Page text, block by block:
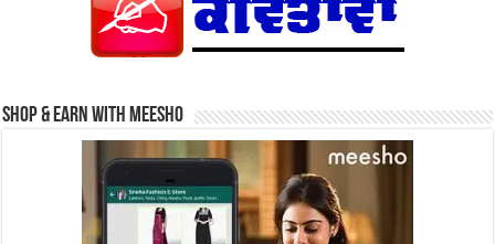
Shop & Earn with Meesho